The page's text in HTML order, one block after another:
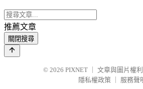
推薦文章
關閉搜尋
© 2026 PIXNET
文章與圖片權
隱私權政策
服務聲